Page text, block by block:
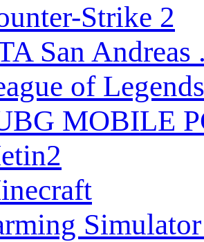
Strike 2
San Andreas
of Legends
MOBILE